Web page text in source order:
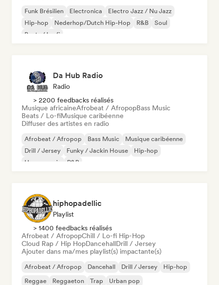
Funk Brésilien Electronica
Electro Jazz / Nu Jazz
Hip-hop
Nederhop/Dutch Hip-Hop R&B
Soul
Beats / Lo-fi
Da Hub Radio
Radio
> 2200 feedbacks réalisés
Musique africaineAfrobeat / AfropopBass Music
Beats / Lo-fiMusique caribéenne
Diffuser des artistes en radio
Afrobeat / Afropop Bass Music
Musique caribéenne
Drill / Jersey
Funky / Jackin House
Hip-hop
House music
R&B
hiphopadellic
Playlist
> 1400 feedbacks réalisés
Afrobeat / AfropopChill / Lo-fi Hip-Hop
Cloud Rap / Hip HopDancehallDrill / Jersey
Ajouter dans ma/mes playlist(s) impactante(s)
Afrobeat / Afropop Dancehall Drill / Jersey
Hip-hop
Reggae
Reggaeton Trap Urban pop